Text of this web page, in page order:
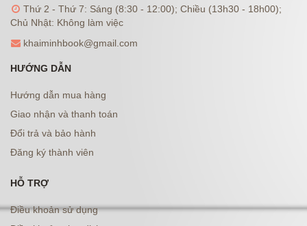
Thứ 2 - Thứ 7: Sáng (8:30 - 12:00); Chiều (13h30 - 18h00);
Chủ Nhật: Không làm việc
khaiminhbook@gmail.com
HƯỚNG DẪN
Hướng dẫn mua hàng
Giao nhận và thanh toán
Đổi trả và bảo hành
Đăng ký thành viên
HỖ TRỢ
Điều khoản sử dụng